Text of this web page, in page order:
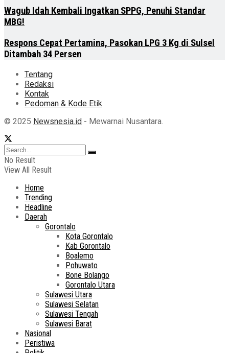
Wagub Idah Kembali Ingatkan SPPG, Penuhi Standar
MBG!
Respons Cepat Pertamina, Pasokan LPG 3 Kg di Sulsel
Ditambah 34 Persen
Tentang
Redaksi
Kontak
Pedoman & Kode Etik
© 2025 Newsnesia.id - Mewarnai Nusantara.
No Result
View All Result
Home
Trending
Headline
Daerah
Gorontalo
Kota Gorontalo
Kab Gorontalo
Boalemo
Pohuwato
Bone Bolango
Gorontalo Utara
Sulawesi Utara
Sulawesi Selatan
Sulawesi Tengah
Sulawesi Barat
Nasional
Peristiwa